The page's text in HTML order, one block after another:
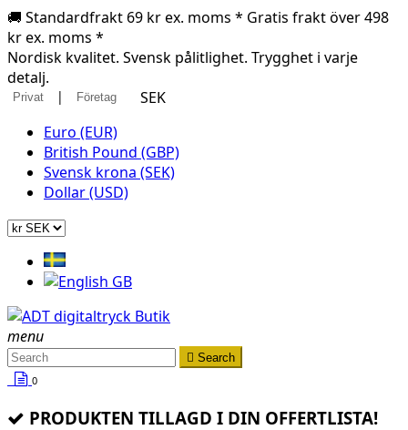
🚚 Standardfrakt 69 kr ex. moms * Gratis frakt över 498
kr ex. moms *
Nordisk kvalitet. Svensk pålitlighet. Trygghet i varje
detalj.
Privat | Företag
SEK
Euro (EUR)
British Pound (GBP)
Svensk krona (SEK)
Dollar (USD)
menu
 Search
0
PRODUKTEN TILLAGD I DIN OFFERTLISTA!